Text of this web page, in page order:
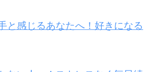
と感じるあなたへ！好きになる